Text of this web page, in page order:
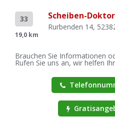
33
19,0 km
Scheiben-
Rurbenden 14,
Brauchen Sie Informationen
Rufen Sie uns an, wir helfen